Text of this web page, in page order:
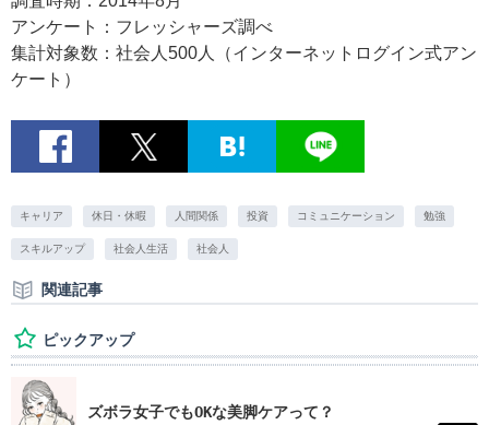
アンケート：フレッシャーズ調べ
集計対象数：社会人500人（インターネットログイン式アン
ケート）
キャリア 休日・休暇 人間関係 投資 コミュニケーション 勉強
スキルアップ 社会人生活 社会人
関連記事
ピックアップ
ズボラ女子でもOKな美脚ケアって？